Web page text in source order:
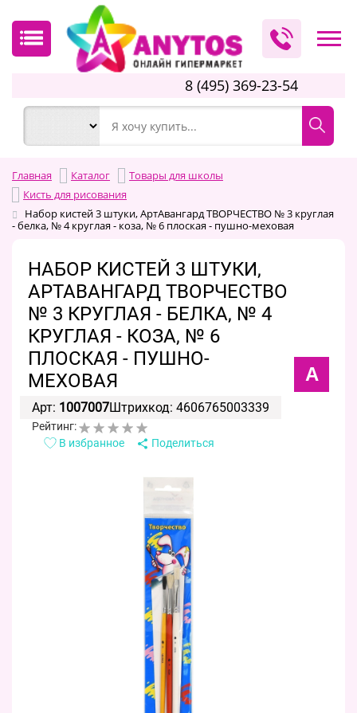
8 (495) 369-23-54
Главная Каталог
Товары для школы
Кисть для рисования
Набор кистей 3 штуки, АртАвангард ТВОРЧЕСТВО № 3 круглая
- белка, № 4 круглая - коза, № 6 плоская - пушно-меховая
НАБОР КИСТЕЙ 3 ШТУКИ,
АРТАВАНГАРД ТВОРЧЕСТВО
№ 3 КРУГЛАЯ - БЕЛКА, № 4
КРУГЛАЯ - КОЗА, № 6
ПЛОСКАЯ - ПУШНО-
МЕХОВАЯ
А
Арт: 1007007Штрихкод: 4606765003339
Рейтинг:
В избранное
Поделиться